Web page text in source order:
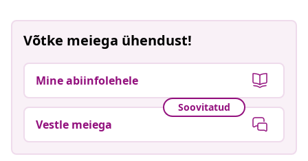
Võtke meiega ühendust!
Mine abiinfolehele
Soovitatud
Vestle meiega